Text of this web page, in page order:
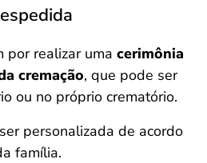
por realizar uma cerimônia
cremação, que pode ser
ou no próprio crematório.
personalizada de acordo
família.